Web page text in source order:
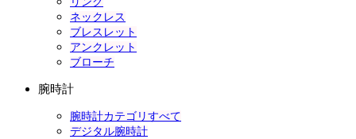
ネックレス
ブレスレット
アンクレット
ブローチ
腕時計
腕時計カテゴリすべて
デジタル腕時計